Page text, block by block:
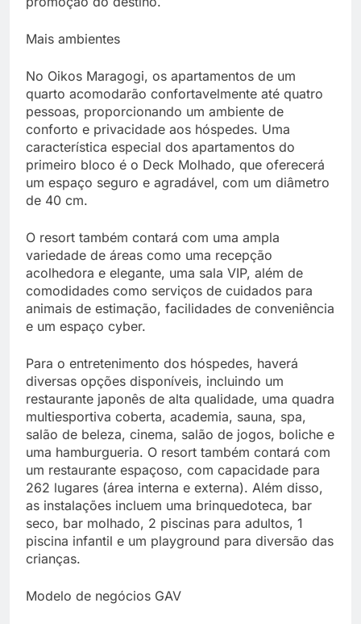
Mais ambientes
No Oikos Maragogi, os apartamentos de um
quarto acomodarão confortavelmente até quatro
pessoas, proporcionando um ambiente de
conforto e privacidade aos hóspedes. Uma
característica especial dos apartamentos do
primeiro bloco é o Deck Molhado, que oferecerá
um espaço seguro e agradável, com um diâmetro
de 40 cm.
O resort também contará com uma ampla
variedade de áreas como uma recepção
acolhedora e elegante, uma sala VIP, além de
comodidades como serviços de cuidados para
animais de estimação, facilidades de conveniência
e um espaço cyber.
Para o entretenimento dos hóspedes, haverá
diversas opções disponíveis, incluindo um
restaurante japonês de alta qualidade, uma quadra
multiesportiva coberta, academia, sauna, spa,
salão de beleza, cinema, salão de jogos, boliche e
uma hamburgueria. O resort também contará com
um restaurante espaçoso, com capacidade para
262 lugares (área interna e externa). Além disso,
as instalações incluem uma brinquedoteca, bar
seco, bar molhado, 2 piscinas para adultos, 1
piscina infantil e um playground para diversão das
crianças.
Modelo de negócios GAV